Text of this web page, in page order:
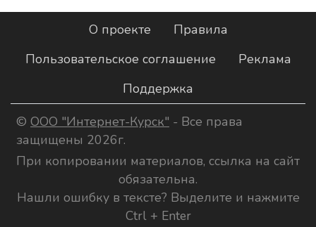
О проекте
Правила
Пользовательское соглашение
Реклама
Поддержка
© ООО "Интернет-Курск" - Все права
защищены 2026г.
При копировании материалов, ссылка на сайт
обязательна.
Нашли ошибку в тексте? Выделите и нажмите
Ctrl + Enter